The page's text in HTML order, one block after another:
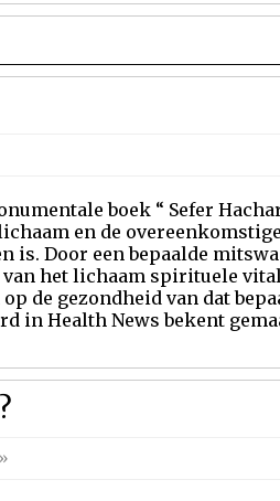
boek “ Sefer
en de
is. Door een bepaalde
van het lichaam spirituele
de gezondheid van dat
in Health News bekent
»